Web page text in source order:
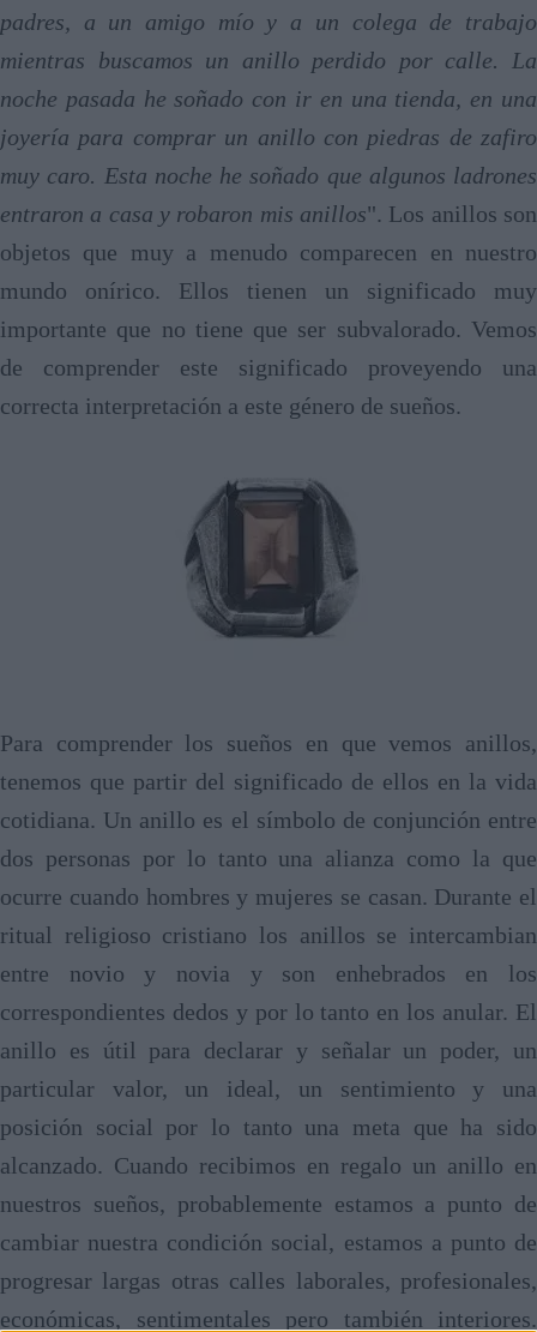
padres, a un amigo mío y a un colega de trabajo
mientras buscamos un anillo perdido por calle. La
noche pasada he soñado con ir en una tienda, en una
joyería para comprar un anillo con piedras de zafiro
muy caro. Esta noche he soñado que algunos ladrones
entraron a casa y robaron mis anillos". Los anillos son
objetos que muy a menudo comparecen en nuestro
mundo onírico. Ellos tienen un significado muy
importante que no tiene que ser subvalorado. Vemos
de comprender este significado proveyendo una
correcta interpretación a este género de sueños.
Para comprender los sueños en que vemos anillos,
tenemos que partir del significado de ellos en la vida
cotidiana. Un anillo es el símbolo de conjunción entre
dos personas por lo tanto una alianza como la que
ocurre cuando hombres y mujeres se casan. Durante el
ritual religioso cristiano los anillos se intercambian
entre novio y novia y son enhebrados en los
correspondientes dedos y por lo tanto en los anular. El
anillo es útil para declarar y señalar un poder, un
particular valor, un ideal, un sentimiento y una
posición social por lo tanto una meta que ha sido
alcanzado. Cuando recibimos en regalo un anillo en
nuestros sueños, probablemente estamos a punto de
cambiar nuestra condición social, estamos a punto de
progresar largas otras calles laborales, profesionales,
económicas, sentimentales pero también interiores.